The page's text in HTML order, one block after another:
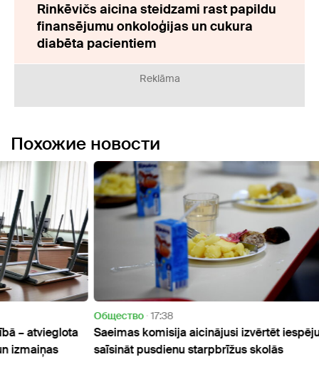
Rinkēvičs aicina steidzami rast papildu
finansējumu onkoloģijas un cukura
diabēta pacientiem
Reklāma
Похожие новости
17:38
Saeimas komisija aicinājusi izvērtēt iespēju
saīsināt pusdienu starpbrīžus skolās